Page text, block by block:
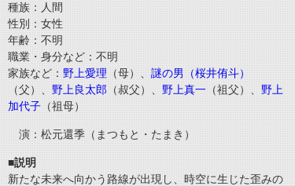
種族：人間
性別：女性
年齢：不明
職業・身分など：不明
家族など： 野上愛理 （母）、 謎の男（桜井侑斗）
（父）、 野上良太郎 （叔父）、 野上真一 （祖父）、 野上
加代子 （祖母）
演：松元還季（まつもと・たまき）
■説明
新たな未来へ向かう路線が出現し、時空に生じた歪みの